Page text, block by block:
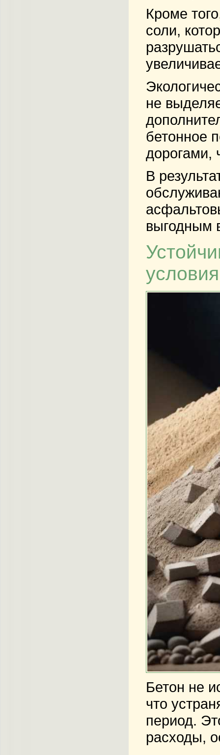
Кроме
соли,
не
бетонное
дорогами,
В
выгодным
Бетон не
что
период.
расходы,